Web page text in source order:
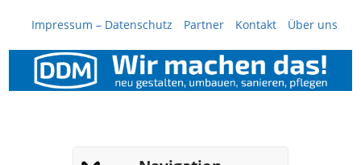
Impressum – Datenschutz Partner Kontakt Über uns